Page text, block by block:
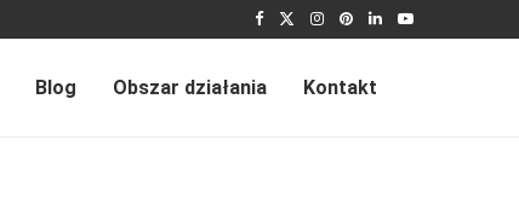
Blog Obszar działania Kontakt